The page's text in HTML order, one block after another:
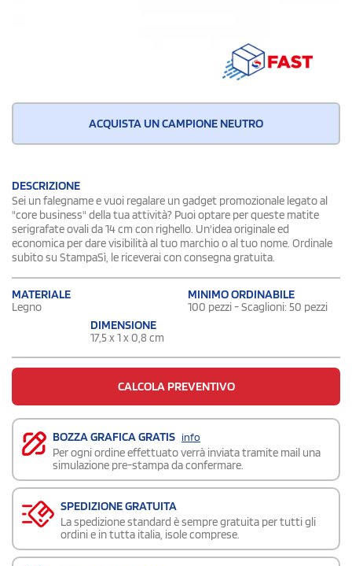
ACQUISTA UN CAMPIONE NEUTRO
DESCRIZIONE
Sei un falegname e vuoi regalare un gadget promozionale legato al
"core business" della tua attività? Puoi optare per queste matite
serigrafate ovali da 14 cm con righello. Un'idea originale ed
economica per dare visibilità al tuo marchio o al tuo nome. Ordinale
subito su StampaSì, le riceverai con consegna gratuita.
MATERIALE
Legno
MINIMO ORDINABILE
100 pezzi - Scaglioni: 50 pezzi
DIMENSIONE
17,5 x 1 x 0,8 cm
CALCOLA PREVENTIVO
BOZZA GRAFICA GRATIS info
Per ogni ordine effettuato verrà inviata tramite mail una
simulazione pre-stampa da confermare.
SPEDIZIONE GRATUITA
La spedizione standard è sempre gratuita per tutti gli
ordini e in tutta italia, isole comprese.